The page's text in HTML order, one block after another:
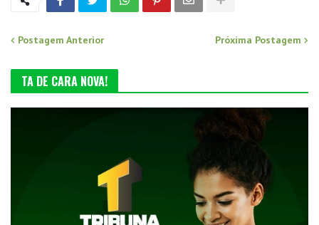
Postagem Anterior Próxima Postagem
TA DE CARA NOVA!